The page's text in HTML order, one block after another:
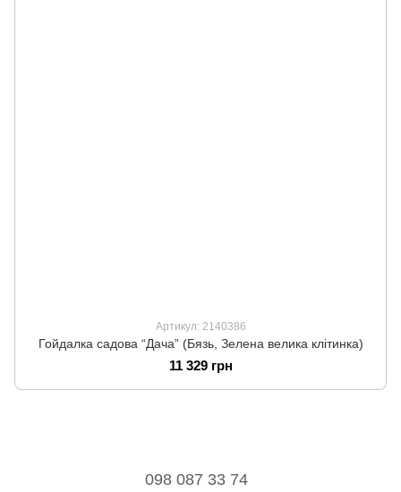
Артикул: 2140386
Гойдалка садова “Дача” (Бязь, Зелена велика клітинка)
11 329 грн
098 087 33 74